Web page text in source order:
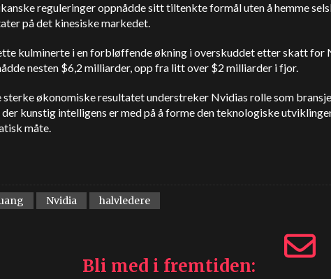
reguleringer oppnådde sitt tiltenkte formål uten å hemme
på det kinesiske markedet.
kulminerte i en forbløffende økning i overskuddet etter skatt for
nesten $6,2 milliarder, opp fra litt over $2 milliarder i fjor.
sterke økonomiske resultatet understreker Nvidias rolle som
kunstig intelligens er med på å forme den teknologiske
måte.
Nvidia halvledere
Bli med i fremtiden